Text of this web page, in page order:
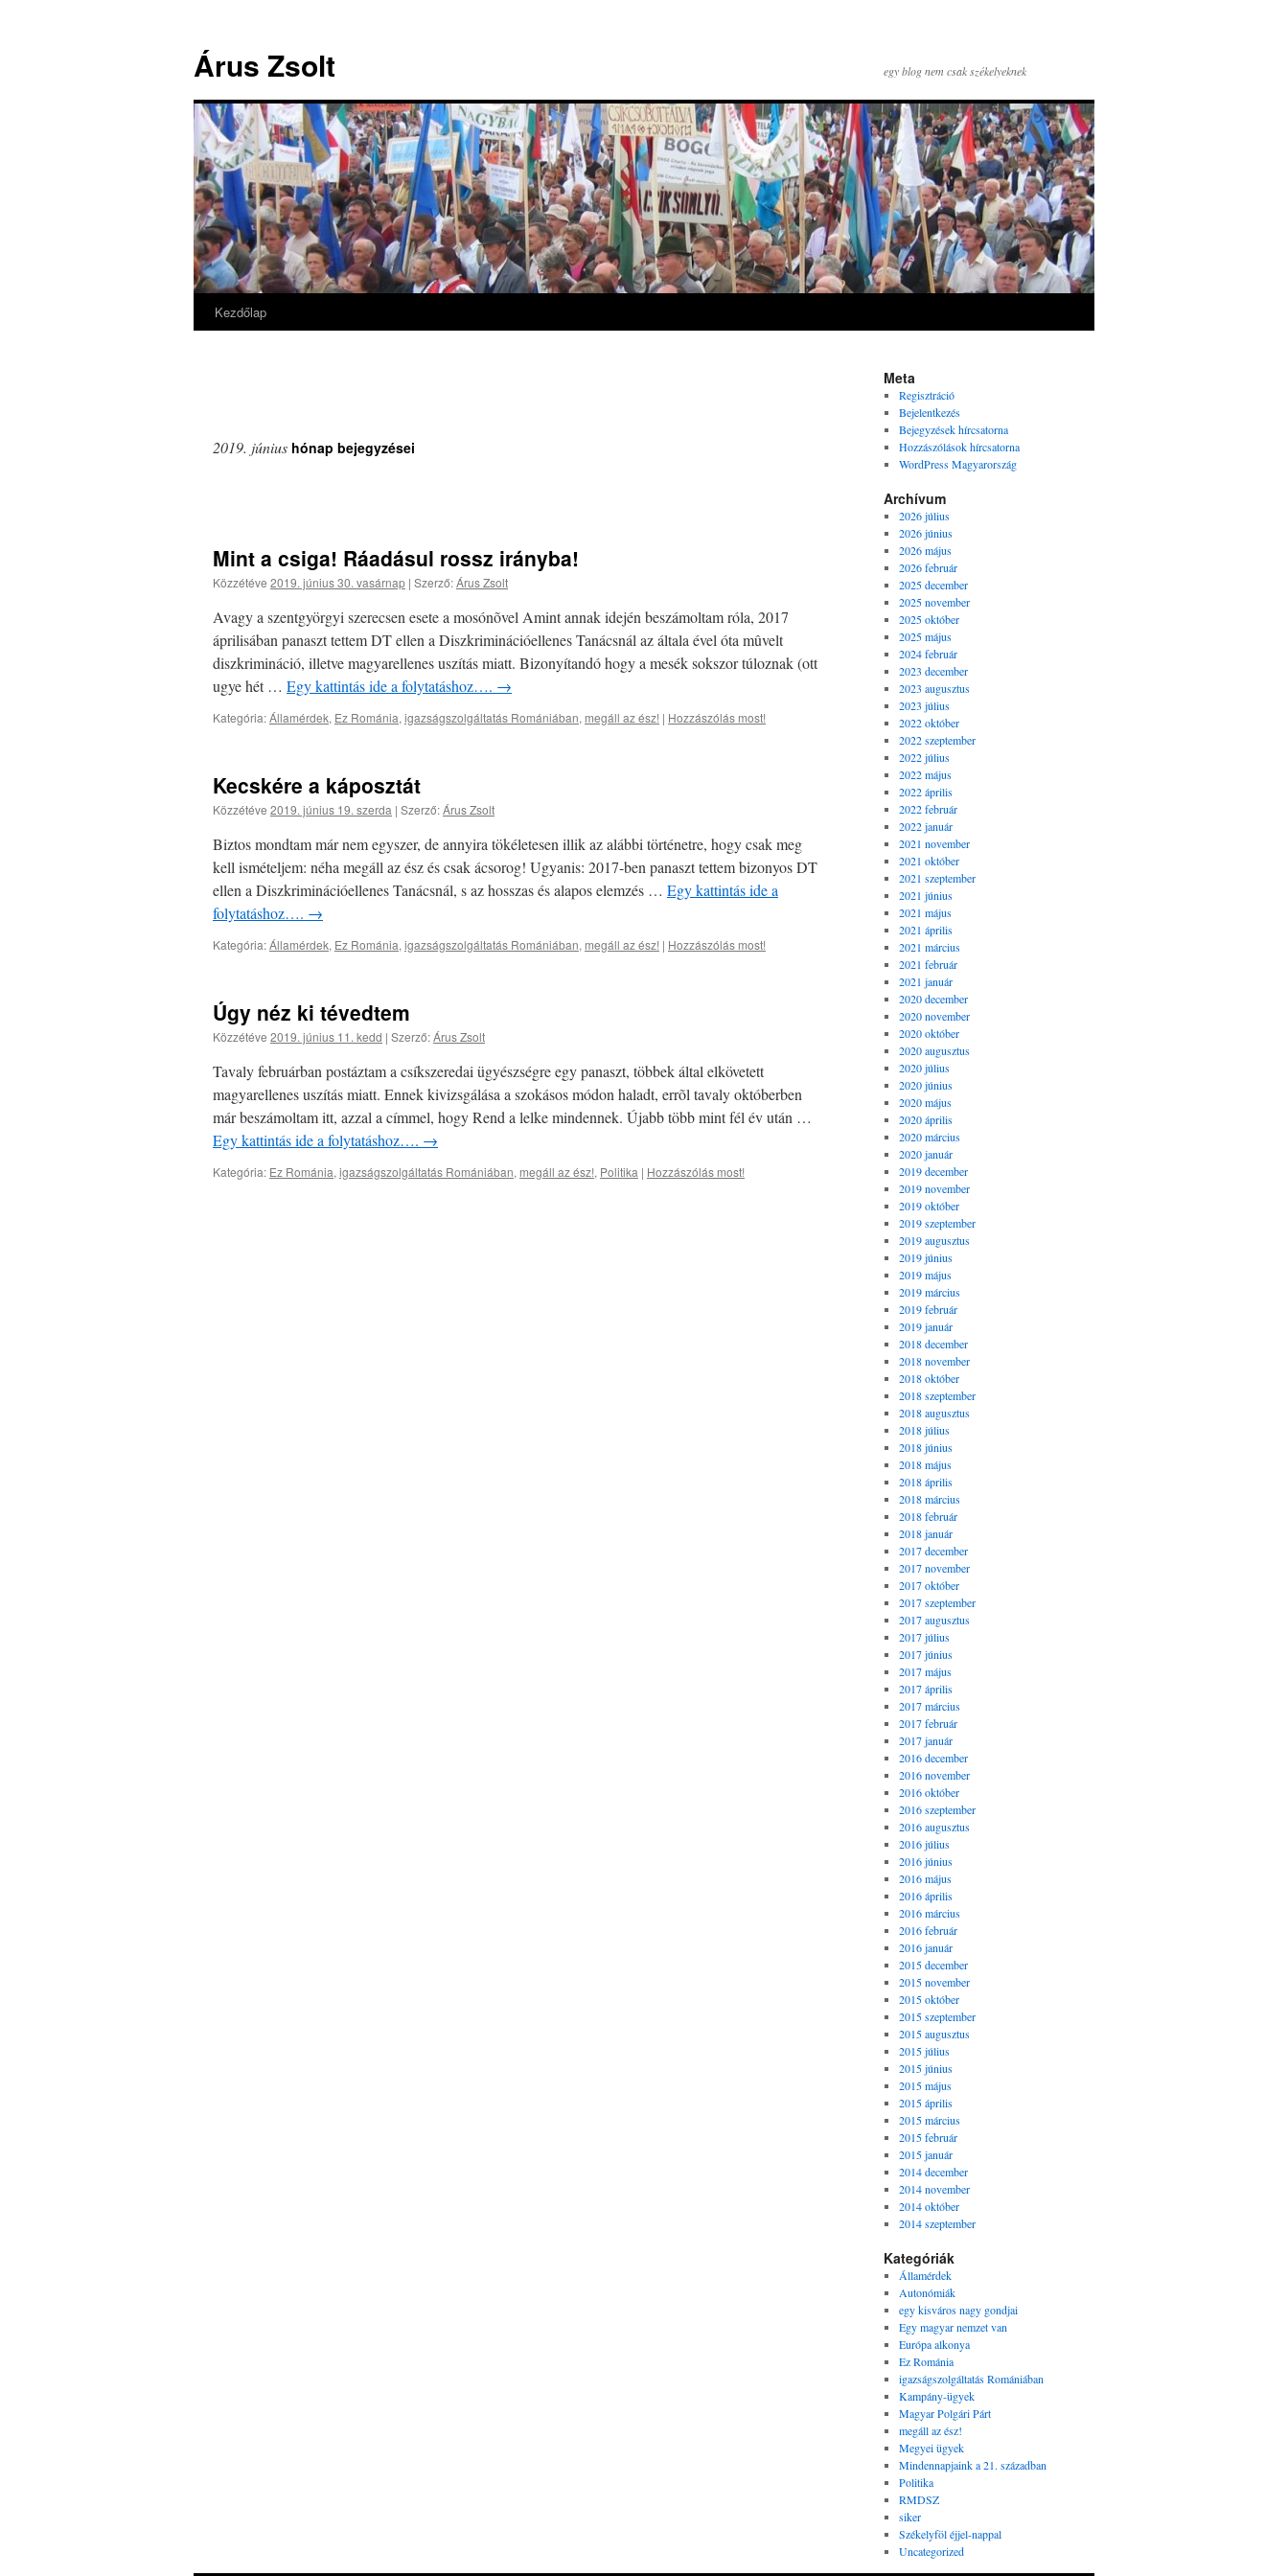
Árus Zsolt egy blog nem csak székelyeknek
Kilépés
Kezdőlap
2019. június hónap bejegyzései
Mint a csiga! Ráadásul rossz irányba!
Közzétéve 2019. június 30. vasárnap | Szerző:Árus Zsolt
Avagy a szentgyörgyi szerecsen esete a mosónõvel Amint annak idején beszámoltam róla, 2017
áprilisában panaszt tettem DT ellen a Diszkriminációellenes Tanácsnál az általa ével óta mûvelt
diszkrimináció, illetve magyarellenes uszítás miatt. Bizonyítandó hogy a mesék sokszor túloznak (ott
ugye hét … Egy kattintás ide a folytatáshoz…. →
Kategória:Államérdek, Ez Románia, igazságszolgáltatás Romániában, megáll az ész! | Hozzászólás most!
Kecskére a káposztát
Közzétéve 2019. június 19. szerda | Szerző:Árus Zsolt
Biztos mondtam már nem egyszer, de annyira tökéletesen illik az alábbi történetre, hogy csak meg
kell ismételjem: néha megáll az ész és csak ácsorog! Ugyanis: 2017-ben panaszt tettem bizonyos DT
ellen a Diszkriminációellenes Tanácsnál, s az hosszas és alapos elemzés … Egy kattintás ide a
folytatáshoz…. →
Kategória:Államérdek, Ez Románia, igazságszolgáltatás Romániában, megáll az ész! | Hozzászólás most!
Úgy néz ki tévedtem
Közzétéve 2019. június 11. kedd | Szerző:Árus Zsolt
Tavaly februárban postáztam a csíkszeredai ügyészségre egy panaszt, többek által elkövetett
magyarellenes uszítás miatt. Ennek kivizsgálása a szokásos módon haladt, errõl tavaly októberben
már beszámoltam itt, azzal a címmel, hogy Rend a lelke mindennek. Újabb több mint fél év után …
Egy kattintás ide a folytatáshoz…. →
Kategória: Ez Románia, igazságszolgáltatás Romániában, megáll az ész!, Politika | Hozzászólás most!
Meta
Regisztráció
Bejelentkezés
Bejegyzések hírcsatorna
Hozzászólások hírcsatorna
WordPress Magyarország
Archívum
2026 július
2026 június
2026 május
2026 február
2025 december
2025 november
2025 október
2025 május
2024 február
2023 december
2023 augusztus
2023 július
2022 október
2022 szeptember
2022 július
2022 május
2022 április
2022 február
2022 január
2021 november
2021 október
2021 szeptember
2021 június
2021 május
2021 április
2021 március
2021 február
2021 január
2020 december
2020 november
2020 október
2020 augusztus
2020 július
2020 június
2020 május
2020 április
2020 március
2020 január
2019 december
2019 november
2019 október
2019 szeptember
2019 augusztus
2019 június
2019 május
2019 március
2019 február
2019 január
2018 december
2018 november
2018 október
2018 szeptember
2018 augusztus
2018 július
2018 június
2018 május
2018 április
2018 március
2018 február
2018 január
2017 december
2017 november
2017 október
2017 szeptember
2017 augusztus
2017 július
2017 június
2017 május
2017 április
2017 március
2017 február
2017 január
2016 december
2016 november
2016 október
2016 szeptember
2016 augusztus
2016 július
2016 június
2016 május
2016 április
2016 március
2016 február
2016 január
2015 december
2015 november
2015 október
2015 szeptember
2015 augusztus
2015 július
2015 június
2015 május
2015 április
2015 március
2015 február
2015 január
2014 december
2014 november
2014 október
2014 szeptember
Kategóriák
Államérdek
Autonómiák
egy kisváros nagy gondjai
Egy magyar nemzet van
Európa alkonya
Ez Románia
igazságszolgáltatás Romániában
Kampány-ügyek
Magyar Polgári Párt
megáll az ész!
Megyei ügyek
Mindennapjaink a 21. században
Politika
RMDSZ
siker
Székelyföl éjjel-nappal
Uncategorized